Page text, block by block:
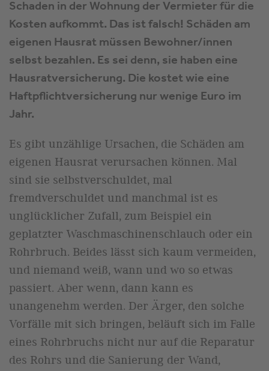
Schaden in der Wohnung der Vermieter für die
Kosten aufkommt. Das ist falsch! Schäden am
eigenen Hausrat müssen Bewohner/innen
selbst bezahlen. Es sei denn, sie haben eine
Hausratversicherung. Die kostet wie eine
Haftpflichtversicherung nur wenige Euro im
Jahr.
Es gibt unzählige Ursachen, die Schäden am
eigenen Hausrat verursachen können. Mal
sind sie selbstverschuldet, mal
fremdverschuldet und manchmal ist es
unglücklicher Zufall, zum Beispiel ein
geplatzter Waschmaschinenschlauch oder ein
Rohrbruch. Beides lässt sich kaum vermeiden,
und niemand weiß, wann und wo so etwas
passiert. Aber wenn, dann kann es
unangenehm werden. Der Ärger, den solche
Vorfälle mit sich bringen, beläuft sich im Falle
eines Rohrbruchs nicht nur auf die Reparatur
des Rohrs und die Sanierung der Wand,